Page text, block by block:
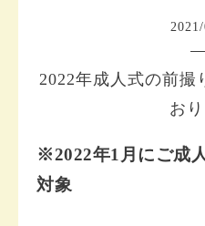
2021/
2022年成人式の前撮
お
※2022年1月にご成
対象